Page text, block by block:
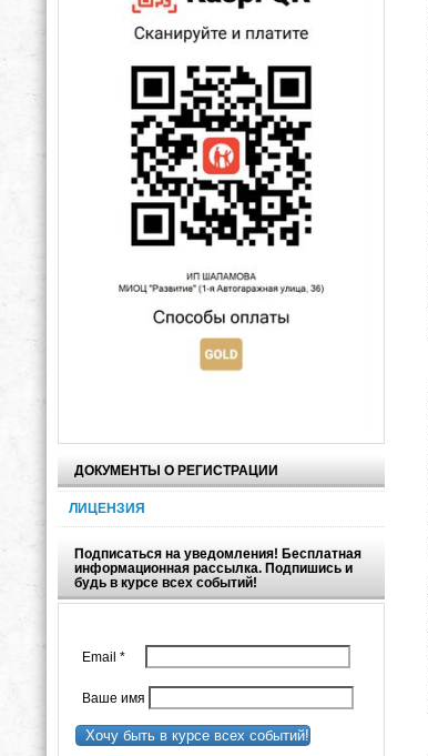
ДОКУМЕНТЫ О РЕГИСТРАЦИИ
ЛИЦЕНЗИЯ
Подписаться на уведомления! Бесплатная
информационная рассылка. Подпишись и
будь в курсе всех событий!
Email *
Ваше имя
Хочу быть в курсе всех событий!